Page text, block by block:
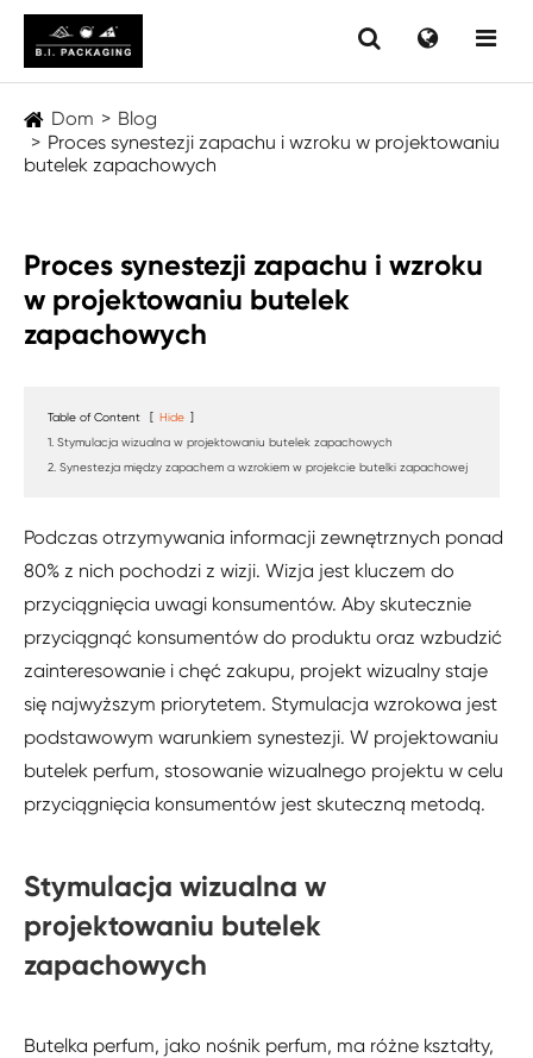
Dom
Blog
Proces synestezji zapachu i wzroku w projektowaniu
butelek zapachowych
Proces synestezji zapachu i wzroku
w projektowaniu butelek
zapachowych
Table of Content [ Hide ]
1. Stymulacja wizualna w projektowaniu butelek zapachowych
2. Synestezja między zapachem a wzrokiem w projekcie butelki zapachowej
Podczas otrzymywania informacji zewnętrznych ponad
80% z nich pochodzi z wizji. Wizja jest kluczem do
przyciągnięcia uwagi konsumentów. Aby skutecznie
przyciągnąć konsumentów do produktu oraz wzbudzić
zainteresowanie i chęć zakupu, projekt wizualny staje
się najwyższym priorytetem. Stymulacja wzrokowa jest
podstawowym warunkiem synestezji. W projektowaniu
butelek perfum, stosowanie wizualnego projektu w celu
przyciągnięcia konsumentów jest skuteczną metodą.
Stymulacja wizualna w
projektowaniu butelek
zapachowych
Butelka perfum, jako nośnik perfum, ma różne kształty,